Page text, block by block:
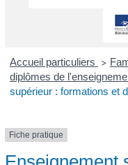
Accueil particuliers >
diplômes de
supérieur : formations et
Fiche pratique